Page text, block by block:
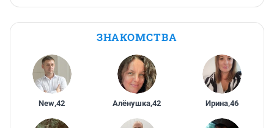
ЗНАКОМСТВА
New,42 Алёнушка,42 Ирина,46